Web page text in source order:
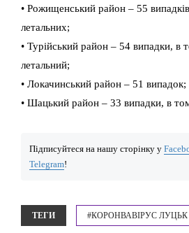
• Рожищенський район – 55
летальних;
• Турійський район – 54 випадки, в
летальний;
• Локачинський район – 51 випадок;
• Шацький район – 33 випадки, в
Підписуйтеся на нашу сторінку у
Telegram!
ТЕГИ #КОРОНВАВІРУС ЛУЦЬК